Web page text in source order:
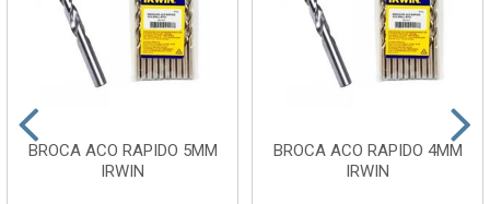
BROCA ACO RAPIDO 5MM
IRWIN
BROCA ACO RAPIDO 4MM
IRWIN